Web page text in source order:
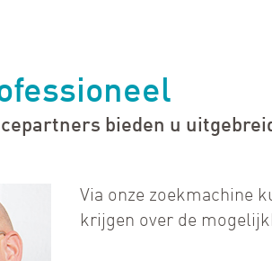
bieden u
Via onze zoekmachine
krijgen over de